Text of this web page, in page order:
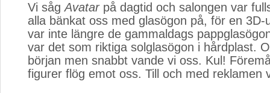
Vi såg Avatarpå dagtid och salongen var
alla bänkat oss med glasögon på, för en 3D-
var inte längre de gammaldags
var det som riktiga solglasögon i hårdplast.
början men snabbt vande vi oss. Kul!
figurer flög emot oss. Till och med reklamen